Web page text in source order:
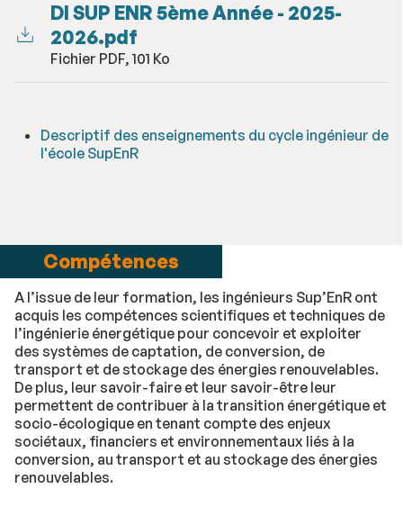
DI SUP ENR 5ème Année - 2025-
2026.pdf
Fichier PDF, 101 Ko
Descriptif des enseignements du cycle ingénieur de
l'école SupEnR
Compétences
A l’issue de leur formation, les ingénieurs Sup’EnR ont
acquis les compétences scientifiques et techniques de
l’ingénierie énergétique pour concevoir et exploiter
des systèmes de captation, de conversion, de
transport et de stockage des énergies renouvelables.
De plus, leur savoir-faire et leur savoir-être leur
permettent de contribuer à la transition énergétique et
socio-écologique en tenant compte des enjeux
sociétaux, financiers et environnementaux liés à la
conversion, au transport et au stockage des énergies
renouvelables.